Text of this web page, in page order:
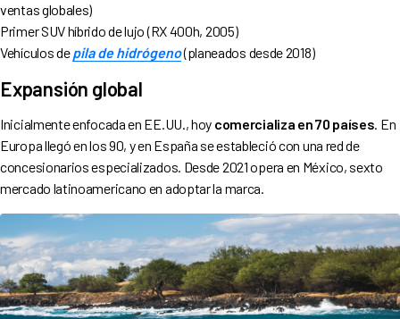
ventas globales)
Primer SUV híbrido de lujo (RX 400h, 2005)
Vehículos depila de hidrógeno(planeados desde 2018)
Expansión global
Inicialmente enfocada en EE.UU., hoy comercializa en 70 países. En
Europa llegó en los 90, y en España se estableció con una red de
concesionarios especializados. Desde 2021 opera en México, sexto
mercado latinoamericano en adoptar la marca.